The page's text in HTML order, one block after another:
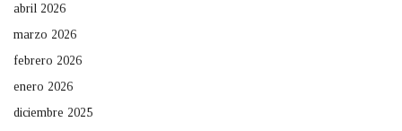
abril 2026
marzo 2026
febrero 2026
enero 2026
diciembre 2025